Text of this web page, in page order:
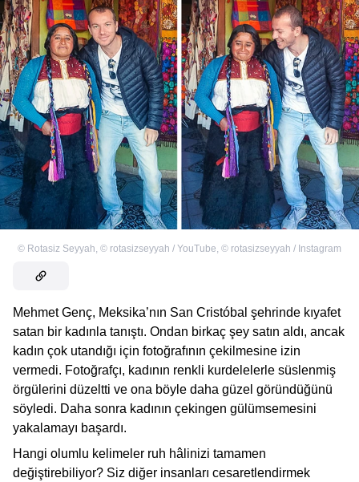
© Rotasiz Seyyah, © rotasizseyyah / YouTube, © rotasizseyyah / Instagram
Mehmet Genç, Meksika’nın San Cristóbal şehrinde kıyafet
satan bir kadınla tanıştı. Ondan birkaç şey satın aldı, ancak
kadın çok utandığı için fotoğrafının çekilmesine izin
vermedi. Fotoğrafçı, kadının renkli kurdelelerle süslenmiş
örgülerini düzeltti ve ona böyle daha güzel göründüğünü
söyledi. Daha sonra kadının çekingen gülümsemesini
yakalamayı başardı.
Hangi olumlu kelimeler ruh hâlinizi tamamen
değiştirebiliyor? Siz diğer insanları cesaretlendirmek